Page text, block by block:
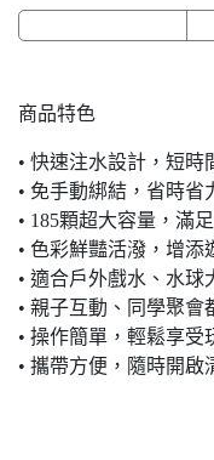
商品特色
• 快速注水設計，短
• 免手動綁結，省時省
• 185顆超大容量，滿
• 色彩鮮豔活潑，增添
• 適合戶外戲水、水球
• 親子互動、同學聚會
• 操作簡單，輕鬆享受
• 攜帶方便，隨時開啟